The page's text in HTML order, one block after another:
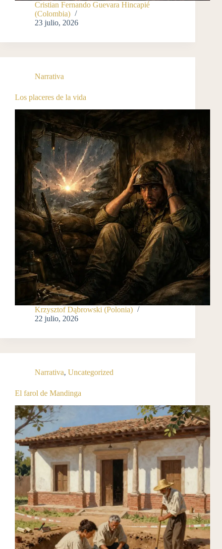
Cristian Fernando Guevara Hincapié
(Colombia)
23 julio, 2026
Narrativa
Los placeres de la vida
Krzysztof Dąbrowski (Polonia)
22 julio, 2026
Narrativa, Uncategorized
El farol de Mandinga